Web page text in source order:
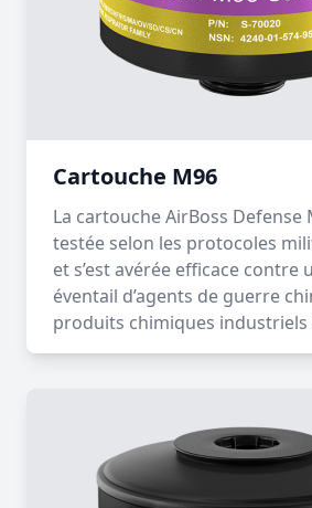
Cartouche M96
La cartouche AirBoss Defense
testée selon les protocoles
et s’est avérée efficace contre
éventail d’agents de guerre
produits chimiques industriels